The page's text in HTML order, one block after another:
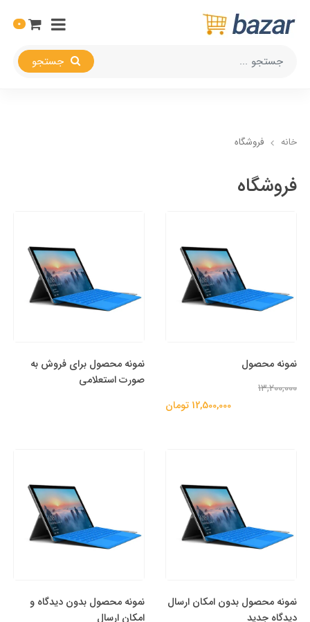
0
خانه فروشگاه
فروشگاه
نمونه محصول
13,200,000
12,500,000 تومان
نمونه محصول برای فروش به
صورت استعلامی
نمونه محصول بدون امکان ارسال
دیدگاه جدید
نمونه محصول بدون دیدگاه و
امکان ارسال